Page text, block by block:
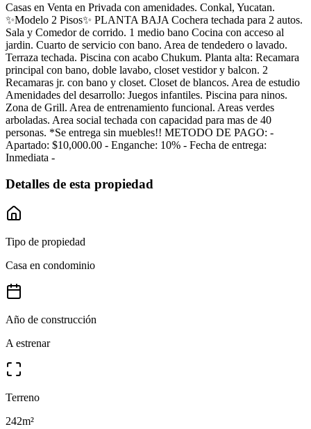
Casas en Venta en Privada con amenidades. Conkal, Yucatan.
✨Modelo 2 Pisos✨ PLANTA BAJA Cochera techada para 2 autos.
Sala y Comedor de corrido. 1 medio bano Cocina con acceso al
jardin. Cuarto de servicio con bano. Area de tendedero o lavado.
Terraza techada. Piscina con acabo Chukum. Planta alta: Recamara
principal con bano, doble lavabo, closet vestidor y balcon. 2
Recamaras jr. con bano y closet. Closet de blancos. Area de estudio
Amenidades del desarrollo: Juegos infantiles. Piscina para ninos.
Zona de Grill. Area de entrenamiento funcional. Areas verdes
arboladas. Area social techada con capacidad para mas de 40
personas. *Se entrega sin muebles!! METODO DE PAGO: -
Apartado: $10,000.00 - Enganche: 10% - Fecha de entrega:
Inmediata -
Detalles de esta propiedad
Tipo de propiedad
Casa en condominio
Año de construcción
A estrenar
Terreno
242m²